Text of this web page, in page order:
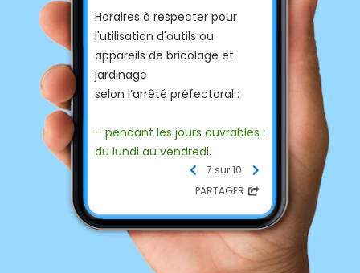
Horaires à respecter pour
l'utilisation d'outils ou
appareils de bricolage et
jardinage
selon l’arrêté préfectoral :
– pendant les jours ouvrables :
du lundi au vendredi,
de 8h30 à 12h et de 14h30 à
– le samedi : de 9h à 12h et de
15h à 19h,
7 sur 10
PARTAGER